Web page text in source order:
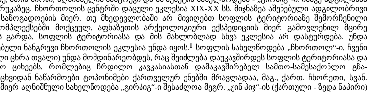
რუკაზეც. ჩხორთოლის ცენტრში დაცული ეკლესია XIX-XX სს. მიჯნაზეა აშენებული ადგილობრივი
მიერ. თუ მხედევლობაში არ მივიღებთ სოფლის ტერიტორიაზე შემორჩენილი
მოქცეულ, აფხაზეთის არქეოლოგიური ექსპედიციის მიერ გამოვლენილ მცირე
გარდა, სოფლის ტერიტორიასა და მის მახლობლად სხვა ეკლესია არ დასტურდება. უნდა
ნანგრევი ჩხორთოლის ეკლესია უნდა იყოს.1 სოფლის სახელწოდება „ჩხორთოლ“-ი, ჩვენი
თვალი) უნდა მომდინარეობდეს, რაც შეიძლება დაუკავშირდეს სოფლის ტერიტორიასა და
ციხეებს, რომლებიც ჩრდილო კავკასიასთან დამაკავშირებელ სამთო-სამესაქონლო გზა-
ნაწარმოები ტოპონიმები ქართველურ ენებში მრავლადაა, მაგ., ქართ. ჩხორეთი, სვან.
აღნიშნული სახელწოდება „გირპიგ“-ი შესაძლოა მეგრ. „ჟინ პიჯ“-ის (ქართული - ზედა ნაპირი)